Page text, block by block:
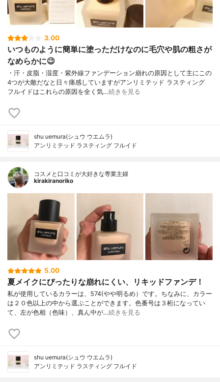
3.00
いつものように簡単に塗っただけなのに毛穴や肌の粗さが
なめらかに😉
・汗・皮脂・湿度・紫外線ファンデーション崩れの原因として主にこの
4つが大敵だなと日々痛感していますがアンリミテッド ラスティング
フルイドはこれらの原因を全く気…続きを見る
shu uemura(シュウ ウエムラ)
アンリミテッド ラスティング フルイド
コスメと口コミが大好きな専業主婦
kirakiranoriko
5.00
夏メイクにぴったりな崩れにくい、リキッドファンデ！
私が使用しているカラーは、574(やや明るめ）です。ちなみに、カラー
は２０色以上の中から選ぶことができます。色番号は３桁になってい
て、左が色相（色味）、真ん中が…続きを見る
shu uemura(シュウ ウエムラ)
アンリミテッド ラスティング フルイド